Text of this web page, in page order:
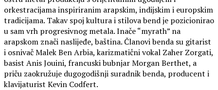
orkestracijama inspiriranim arapskim, indijskim i europskim
tradicijama. Takav spoj kultura i stilova bend je pozicionirao
u sam vrh progresivnog metala. Inače “myrath” na
arapskom znači naslijeđe, baština. Članovi benda su gitarist
i osnivač Malek Ben Arbia, karizmatični vokal Zaher Zorgati,
basist Anis Jouini, francuski bubnjar Morgan Berthet, a
priču zaokružuje dugogodišnji suradnik benda, producent i
klavijaturist Kevin Codfert.